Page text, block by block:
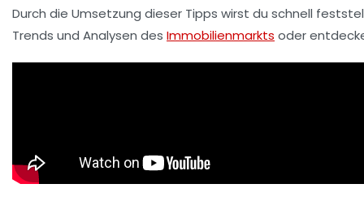
Durch die Umsetzung dieser Tipps wirst du schnell
Trends und Analysen des Immobilienmarkts oder